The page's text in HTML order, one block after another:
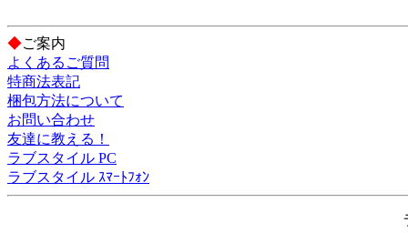
◆ご案内
よくあるご質問
特商法表記
梱包方法について
お問い合わせ
友達に教える！
ラブスタイル PC
ラブスタイル ｽﾏｰﾄﾌｫﾝ